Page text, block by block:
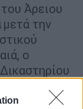
Άρειου
μετά την
ο